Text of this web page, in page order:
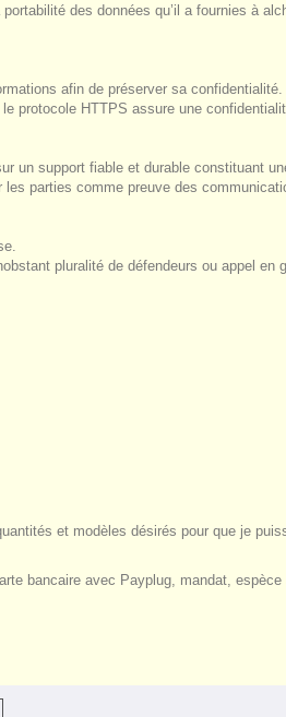
des données qu’il a fournies à
afin de préserver sa
protocole HTTPS assure une
support fiable et durable constituant
parties comme preuve des
pluralité de défendeurs ou appel en
et modèles désirés pour que je
bancaire avec Payplug, mandat, espèce